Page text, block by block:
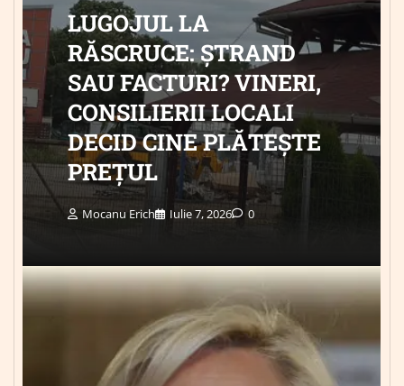
LUGOJUL LA
RĂSCRUCE: ȘTRAND
SAU FACTURI? VINERI,
CONSILIERII LOCALI
DECID CINE PLĂTEȘTE
PREȚUL
Mocanu Erich Iulie 7, 2026 0